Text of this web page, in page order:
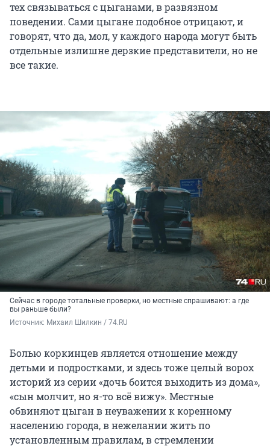
тех связываться с цыганами, в развязном
поведении. Сами цыгане подобное отрицают, и
говорят, что да, мол, у каждого народа могут быть
отдельные излишне дерзкие представители, но не
все такие.
Сейчас в городе тотальные проверки, но местные спрашивают: а где
вы раньше были?
Источник: Михаил Шилкин / 74.RU
Болью коркинцев является отношение между
детьми и подростками, и здесь тоже целый ворох
историй из серии «дочь боится выходить из дома»,
«сын молчит, но я-то всё вижу». Местные
обвиняют цыган в неуважении к коренному
населению города, в нежелании жить по
установленным правилам, в стремлении